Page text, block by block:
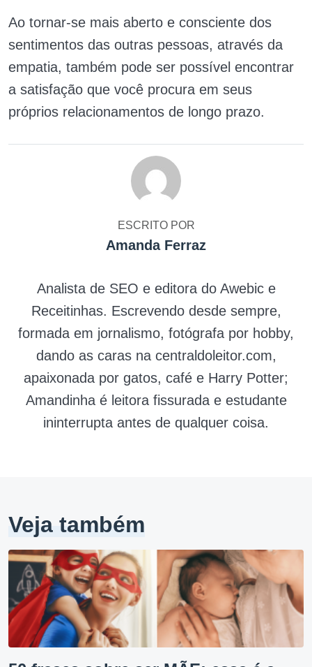
Ao tornar-se mais aberto e consciente dos
sentimentos das outras pessoas, através da
empatia, também pode ser possível encontrar
a satisfação que você procura em seus
próprios relacionamentos de longo prazo.
ESCRITO POR
Amanda Ferraz
Analista de SEO e editora do Awebic e
Receitinhas. Escrevendo desde sempre,
formada em jornalismo, fotógrafa por hobby,
dando as caras na centraldoleitor.com,
apaixonada por gatos, café e Harry Potter;
Amandinha é leitora fissurada e estudante
ininterrupta antes de qualquer coisa.
Veja também